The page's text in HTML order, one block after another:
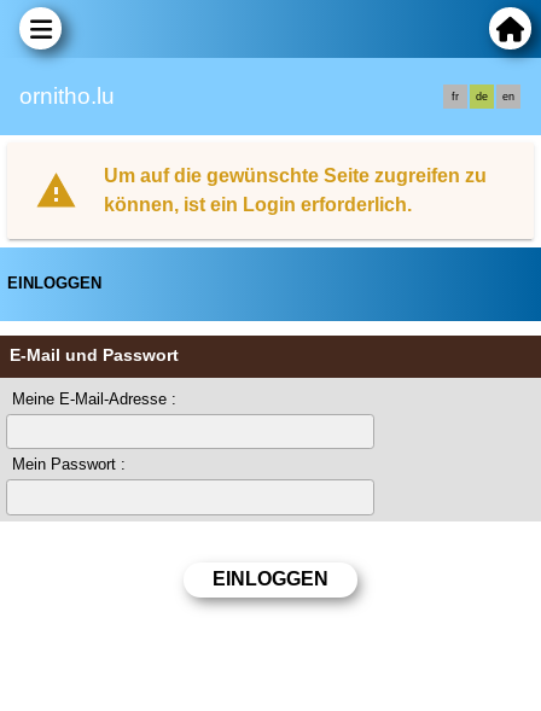
ornitho.lu fr de en
Um auf die gewünschte Seite zugreifen zu
können, ist ein Login erforderlich.
EINLOGGEN
E-Mail und Passwort
Meine E-Mail-Adresse :
Mein Passwort :